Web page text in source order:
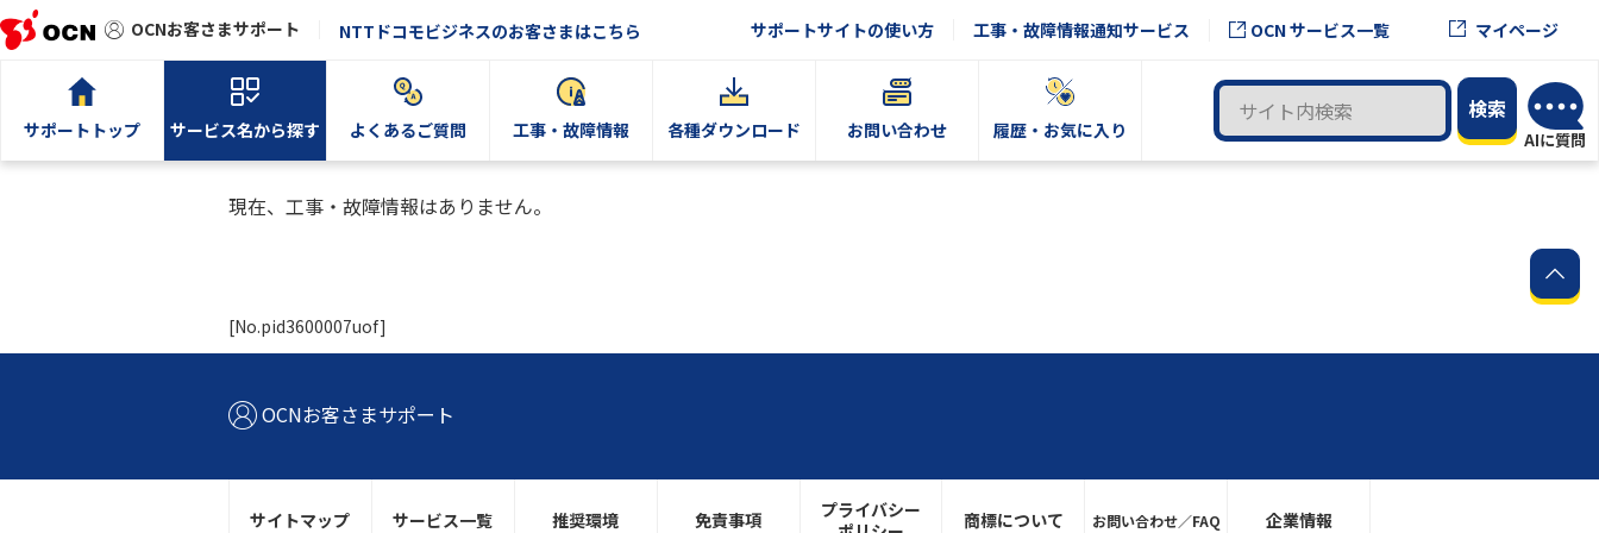
OCNお客さまサポート NTTドコモビジネスのお客さまはこちら サポートサイトの使い方 工事・故障情報通知サービス OCN サービス一覧 マイページ
サポートトップ サービス名から探す よくあるご質問 工事・故障情報 各種ダウンロード お問い合わせ 履歴・お気に入り
現在、工事・故障情報はありません。
[No.pid3600007uof]
OCNお客さまサポート
サイトマップ サービス一覧 推奨環境 免責事項
プライバシー
商標について お問い合わせ／FAQ 企業情報